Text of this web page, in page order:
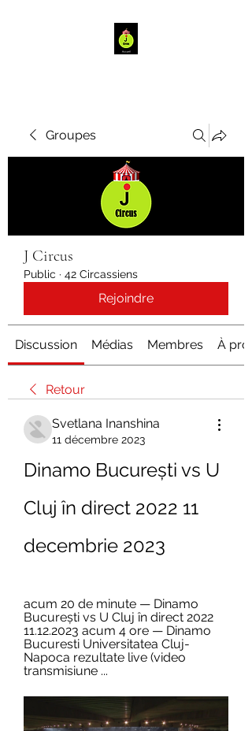
Groupes
J Circus
Public · 42 Circassiens
Rejoindre
Discussion Médias Membres À
Retour
Svetlana Inanshina
11 décembre 2023
Dinamo București vs U
Cluj în direct 2022 11
decembrie 2023
acum 20 de minute — Dinamo
București vs U Cluj în direct 2022
11.12.2023 acum 4 ore — Dinamo
Bucuresti Universitatea Cluj-
Napoca rezultate live (video
transmisiune ...